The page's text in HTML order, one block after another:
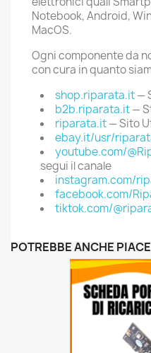
Notebook, Android,
MacOS.
Ogni componente da
con cura in quanto
shop.riparata.it—
b2b.riparata.it—
riparata.it— Sito
ebay.it/usr/
youtube.com/
segui il canale
instagram.com/
facebook.com/
tiktok.com/
POTREBBE ANCHE